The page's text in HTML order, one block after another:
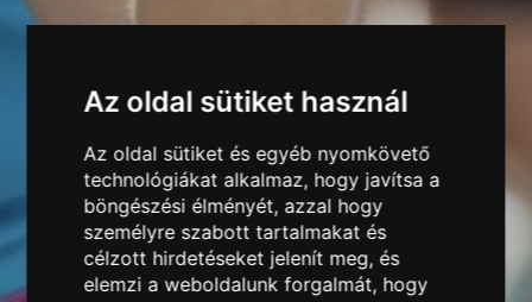
Az oldal sütiket használ
Az oldal sütiket és egyéb nyomkövető
technológiákat alkalmaz, hogy javítsa a
böngészési élményét, azzal hogy
személyre szabott tartalmakat és
célzott hirdetéseket jelenít meg, és
elemzi a weboldalunk forgalmát, hogy
JÓ ÜGYÉRT FUTUNK
ADJ ÉRTELMET MINDEN KILOMÉTERNEK:
ADJ ERŐT TE IS